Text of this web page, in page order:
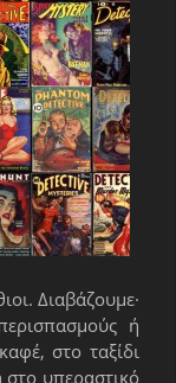
Διαβάζουμε·
ή
στο ταξίδι
υπεραστικό